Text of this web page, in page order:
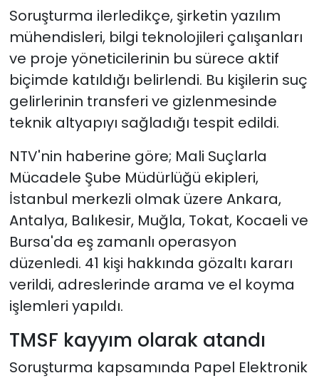
Soruşturma ilerledikçe, şirketin yazılım
mühendisleri, bilgi teknolojileri çalışanları
ve proje yöneticilerinin bu sürece aktif
biçimde katıldığı belirlendi. Bu kişilerin suç
gelirlerinin transferi ve gizlenmesinde
teknik altyapıyı sağladığı tespit edildi.
NTV'nin haberine göre; Mali Suçlarla
Mücadele Şube Müdürlüğü ekipleri,
İstanbul merkezli olmak üzere Ankara,
Antalya, Balıkesir, Muğla, Tokat, Kocaeli ve
Bursa'da eş zamanlı operasyon
düzenledi. 41 kişi hakkında gözaltı kararı
verildi, adreslerinde arama ve el koyma
işlemleri yapıldı.
TMSF kayyım olarak atandı
Soruşturma kapsamında Papel Elektronik